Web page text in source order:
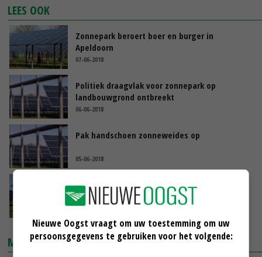
LEES OOK
Zonnepark beroert boer en burger in
Apeldoorn
07-06-2018
Politiek draagvlak voor zonnepark op
landbouwgrond ontbreekt
06-06-2018
Pak handschoen zonneweides op
05-06-2018
'Einde maken aan willekeur bij aanleg
zonneparken'
26-05-2018
MARKTPRIJZEN
Nieuwe Oogst vraagt om uw toestemming om uw
persoonsgegevens te gebruiken voor het volgende: